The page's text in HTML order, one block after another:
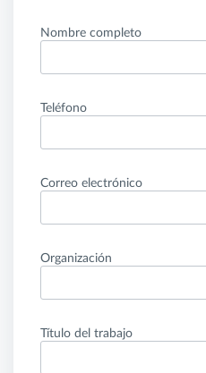
Nombre completo
Teléfono
Correo electrónico
Organización
Título del trabajo